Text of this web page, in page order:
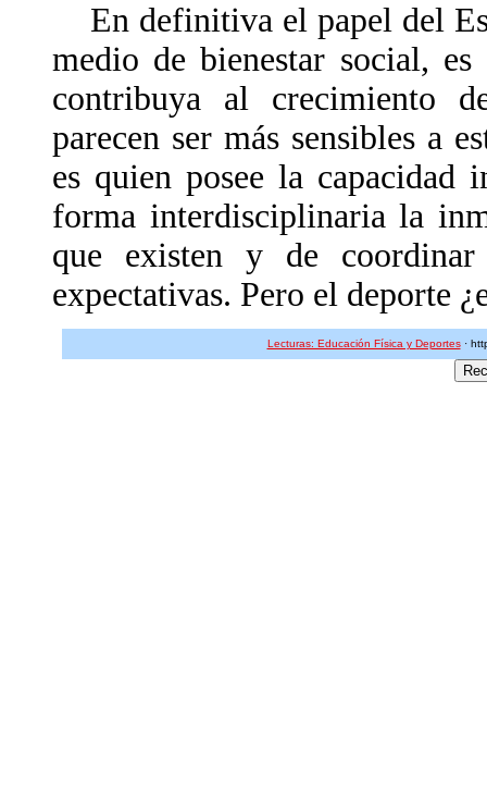
En definitiva el papel del
medio de bienestar social,
contribuya al crecimiento
parecen ser más sensibles a
es quien posee la
forma interdisciplinaria la
que existen y de
expectativas. Pero el deporte
Lecturas: Educación Física y Deportes·